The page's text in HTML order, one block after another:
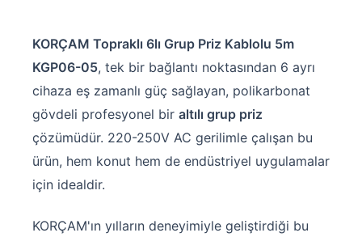
KORÇAM Topraklı 6lı Grup Priz Kablolu 5m
KGP06-05, tek bir bağlantı noktasından 6 ayrı
cihaza eş zamanlı güç sağlayan, polikarbonat
gövdeli profesyonel bir altılı grup priz
çözümüdür. 220-250V AC gerilimle çalışan bu
ürün, hem konut hem de endüstriyel uygulamalar
için idealdir.
KORÇAM'ın yılların deneyimiyle geliştirdiği bu